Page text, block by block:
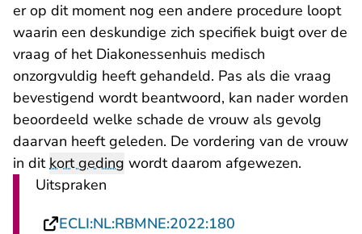
er op dit moment nog een andere procedure loopt
waarin een deskundige zich specifiek buigt over de
vraag of het Diakonessenhuis medisch
onzorgvuldig heeft gehandeld. Pas als die vraag
bevestigend wordt beantwoord, kan nader worden
beoordeeld welke schade de vrouw als gevolg
daarvan heeft geleden. De vordering van de vrouw
in ditkort geding wordt daarom afgewezen.
Uitspraken
ECLI:NL:RBMNE:2022:180